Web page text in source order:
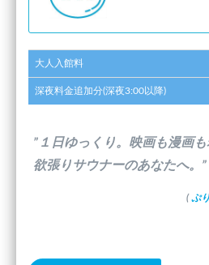
大人入館料
深夜料金追加分(深夜3:00以降)
”１日ゆっくり。映画も漫画
欲張りサウナーのあなたへ。”
( ぷ